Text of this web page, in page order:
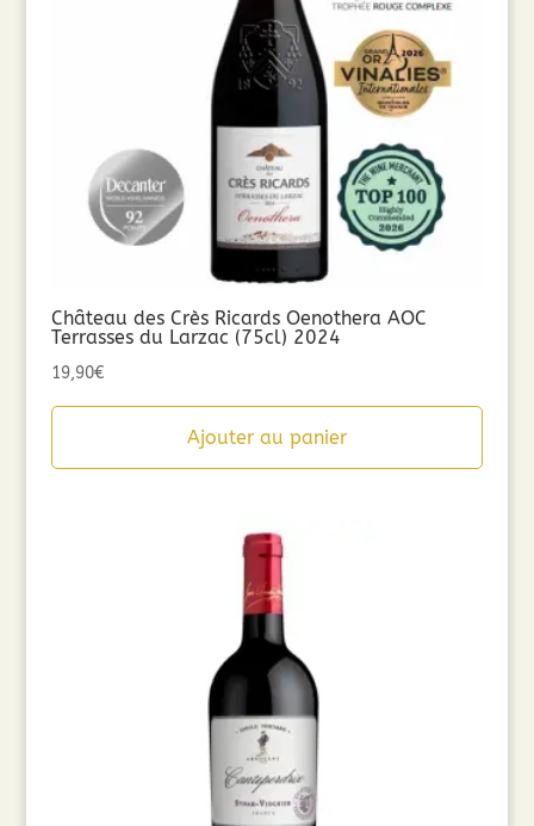
Château des Crès Ricards Oenothera AOC
Terrasses du Larzac (75cl) 2024
19,90€
Ajouter au panier